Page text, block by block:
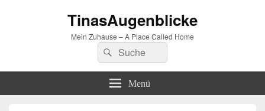
TinasAugenblicke
Mein Zuhause – A Place Called Home
Suchen
nach:
Suchen
Menü